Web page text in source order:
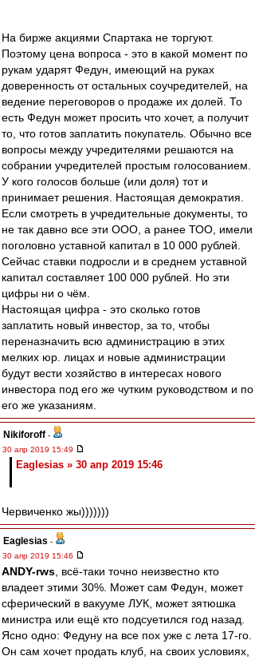
На бирже акциями Спартака не торгуют.
Поэтому цена вопроса - это в какой момент по
рукам ударят Федун, имеющий на руках
доверенность от остальных соучредителей, на
ведение переговоров о продаже их долей. То
есть Федун может просить что хочет, а получит
то, что готов заплатить покупатель. Обычно все
вопросы между учредителями решаются на
собрании учредителей простым голосованием.
У кого голосов больше (или доля) тот и
принимает решения. Настоящая демократия.
Если смотреть в учредительные документы, то
не так давно все эти ООО, а ранее ТОО, имели
поголовно уставной капитал в 10 000 рублей.
Сейчас ставки подросли и в среднем уставной
капитал составляет 100 000 рублей. Но эти
цифры ни о чём.
Настоящая цифра - это сколько готов
заплатить новый инвестор, за то, чтобы
переназначить всю администрацию в этих
мелких юр. лицах и новые администрации
будут вести хозяйство в интересах нового
инвестора под его же чутким руководством и по
его же указаниям.
Nikiforoff -
30 апр 2019 15:49
Eaglesias » 30 апр 2019 15:46
Червиченко жы)))))))
Eaglesias -
30 апр 2019 15:46
ANDY-rws , всё-таки точно неизвестно кто
владеет этими 30%. Может сам Федун, может
сферический в вакууме ЛУК, может зятюшка
министра или ещё кто подсуетился год назад.
Ясно одно: Федуну на все пох уже с лета 17-го.
Он сам хочет продать клуб, на своих условиях,